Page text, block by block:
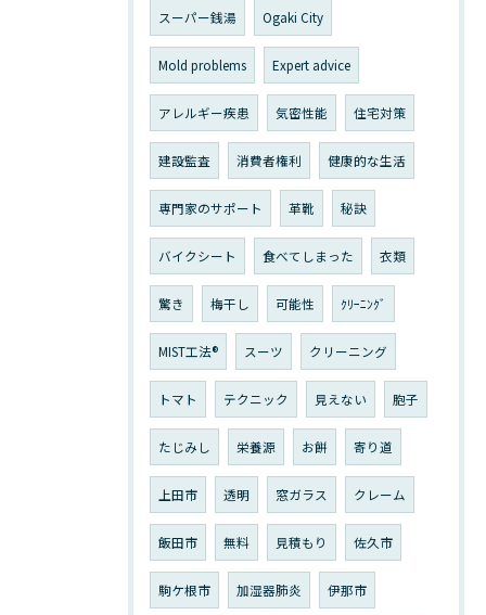
スーパー銭湯 Ogaki City
Mold problems Expert advice
アレルギー疾患 気密性能 住宅対策
建設監査 消費者権利 健康的な生活
専門家のサポート 革靴 秘訣
バイクシート 食べてしまった 衣類
驚き 梅干し 可能性 ｸﾘｰﾆﾝｸﾞ
MIST工法® スーツ クリーニング
トマト テクニック 見えない 胞子
たじみし 栄養源 お餅 寄り道
上田市 透明 窓ガラス クレーム
飯田市 無料 見積もり 佐久市
駒ケ根市 加湿器肺炎 伊那市